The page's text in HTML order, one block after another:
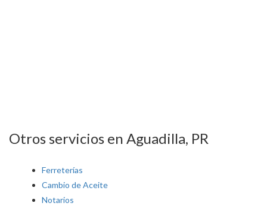
Otros servicios en Aguadilla, PR
Ferreterías
Cambio de Aceite
Notarios